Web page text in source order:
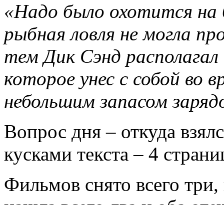
«Надо было охотится на
рыбная ловля не могла
тем Дик Сэнд
которое унес с собой во
небольшим запасом
Вопрос дня – откуда
кусками текста – 4
Фильмов снято всего